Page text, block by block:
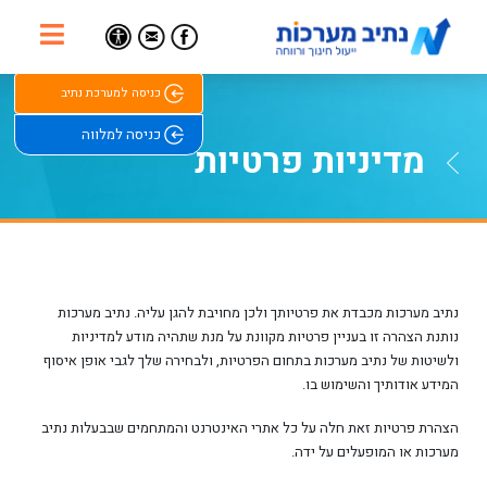
Email Us
Find Us on Facebook
כניסה למערכת נתיב
כניסה למלווה
מדיניות פרטיות
נתיב מערכות מכבדת את פרטיותך ולכן מחויבת להגן עליה. נתיב מערכות
נותנת הצהרה זו בעניין פרטיות מקוונת על מנת שתהיה מודע למדיניות
ולשיטות של נתיב מערכות בתחום הפרטיות, ולבחירה שלך לגבי אופן איסוף
המידע אודותיך והשימוש בו.
הצהרת פרטיות זאת חלה על כל אתרי האינטרנט והמתחמים שבבעלות נתיב
מערכות או המופעלים על ידה.